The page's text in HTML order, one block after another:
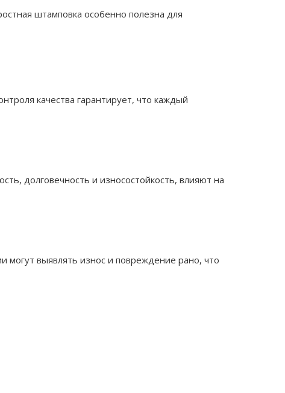
штамповка особенно полезна для
качества гарантирует, что каждый
долговечность и износостойкость, влияют на
выявлять износ и повреждение рано, что